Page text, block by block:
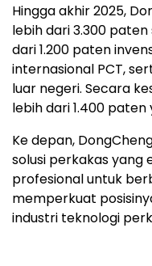
Hingga akhir 2025,
lebih dari 3.300
dari 1.200 paten
internasional PCT,
luar negeri. Secara
lebih dari 1.400 paten
Ke depan,
solusi perkakas yang
profesional untuk
memperkuat
industri teknologi